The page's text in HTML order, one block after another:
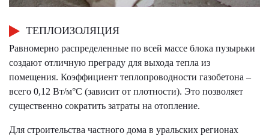
ТЕПЛОИЗОЛЯЦИЯ
Равномерно распределенные по всей массе блока пузырьки
создают отличную преграду для выхода тепла из
помещения. Коэффициент теплопроводности газобетона –
всего 0,12 Вт/м°С (зависит от плотности). Это позволяет
существенно сократить затраты на отопление.
Для строительства частного дома в уральских регионах